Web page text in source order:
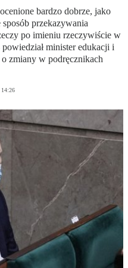
bardzo dobrze, jako
przekazywania
po imieniu rzeczywiście w
minister edukacji i
zmiany w podręcznikach
14:26